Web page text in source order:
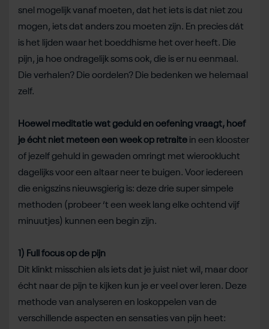
snel mogelijk vanaf moeten, dat het iets is dat niet zou
mogen, iets dat anders zou moeten zijn. En precies dát
is het lijden waar het boeddhisme het over heeft. Die
pijn, ja hoe ondragelijk soms ook, die is er nu eenmaal.
Die verhalen? Die oordelen? Die bedenken we helemaal
zelf.
Hoewel meditatie wat geduld en oefening vraagt, hoef
je écht niet meteen een week op retraite in een klooster
of jezelf gehuld in gewaden omringt met wierooklucht
dagelijks voor een altaar neer te buigen. Voor iedereen
die enigszins nieuwsgierig is: deze drie super simpele
methoden (probeer ‘t een week lang elke ochtend vijf
minuutjes) kunnen een begin zijn.
1) Full focus op de pijn
Dit klinkt misschien als iets dat je juist niet wil, maar door
écht naar de pijn te kijken kun je er veel over leren. Deze
methode van analyseren en loskoppelen van de
verschillende aspecten en sensaties van pijn heet: